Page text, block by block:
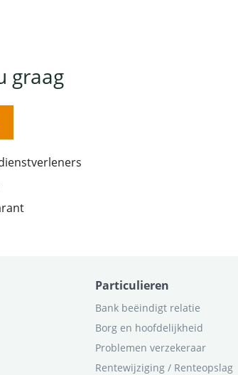
graag
Particulieren
Bank beëindigt relatie
Borg en hoofdelijkheid
Problemen verzekeraar
Rentewijziging / Renteopslag